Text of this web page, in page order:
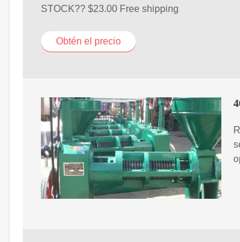
STOCK?? $23.00 Free shipping
Obtén el precio